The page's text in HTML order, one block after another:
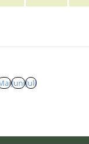
JuniJuli